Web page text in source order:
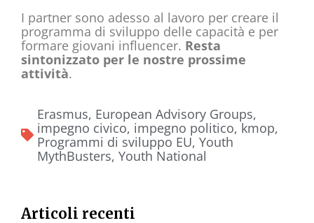
I partner sono adesso al lavoro per creare il
programma di sviluppo delle capacità e per
formare giovani influencer. Resta
sintonizzato per le nostre prossime
attività.
Erasmus, European Advisory Groups,
impegno civico, impegno politico, kmop,
Programmi di sviluppo EU, Youth
MythBusters, Youth National
Articoli recenti